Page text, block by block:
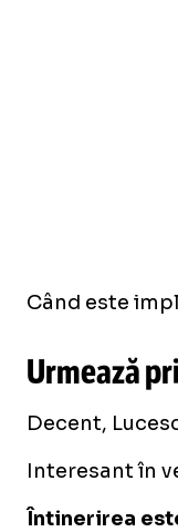
Când este
Urmează
Decent,
Interesant în
Întinerirea